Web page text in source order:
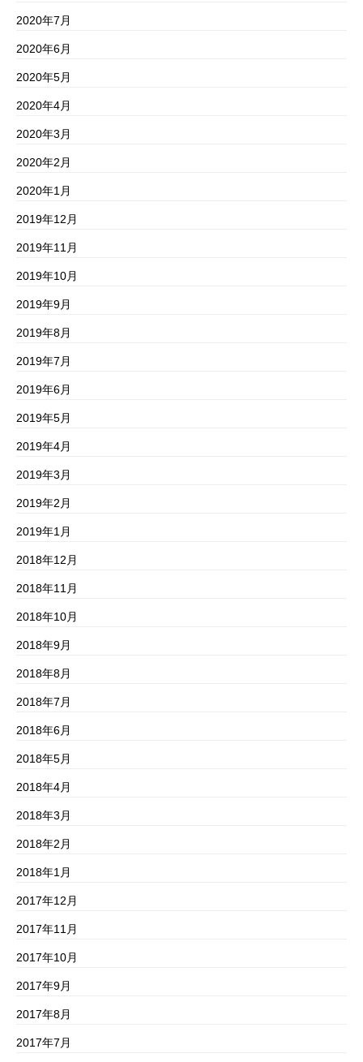
2020年7月
2020年6月
2020年5月
2020年4月
2020年3月
2020年2月
2020年1月
2019年12月
2019年11月
2019年10月
2019年9月
2019年8月
2019年7月
2019年6月
2019年5月
2019年4月
2019年3月
2019年2月
2019年1月
2018年12月
2018年11月
2018年10月
2018年9月
2018年8月
2018年7月
2018年6月
2018年5月
2018年4月
2018年3月
2018年2月
2018年1月
2017年12月
2017年11月
2017年10月
2017年9月
2017年8月
2017年7月